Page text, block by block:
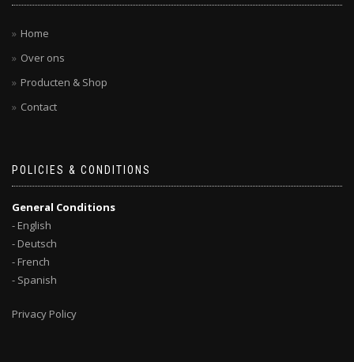
Home
Over ons
Producten & Shop
Contact
POLICIES & CONDITIONS
General Conditions
- English
- Deutsch
- French
- Spanish
Privacy Policy